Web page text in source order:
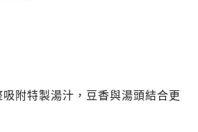
吸附特製湯汁，豆香與湯頭結合更